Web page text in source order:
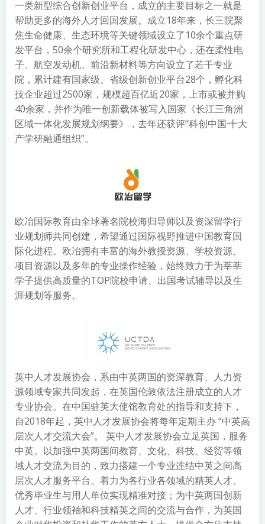
一类新型综合创新创业平台，成立的主要目标之一就是
帮助更多的海外人才回国发展。成立18年来，长三院聚
焦生命健康、生态环境等关键领域设立了10余个重点研
发平台，50余个研究所和工程化研发中心，还在柔性电
子、航空发动机、前沿新材料等方向设立了若干专业
院，累计建有国家级、省级创新创业平台28个，孵化科
技企业超过2500家，规模超百亿近20家，上市或被并购
40余家，并作为唯一创新载体被写入国家《长江三角洲
区域一体化发展规划纲要》，去年还获评“科创中国·十大
产学研融通组织”。
欧冶国际教育由全球著名院校海归导师以及资深留学行
业规划师共同创建，希望通过国际视野推进中国教育国
际化进程。欧冶拥有丰富的海外教授资源、学校资源、
项目资源以及多年的专业操作经验，始终致力于为莘莘
学子提供高质量的TOP院校申请、出国考试辅导以及生
涯规划等服务。
英中人才发展协会，系由中英两国的资深教育、人力资
源领域专家共同发起，在英国伦敦依法注册成立的人才
专业协会。在中国驻英大使馆教育处的指导和支持下，
自2018年起，英中人才发展协会将每年定期主办 “中英高
层次人才交流大会”。 英中人才发展协会立足英国，服务
中英。以加强中英两国间教育、文化、科技、经贸等领
域人才交流为目的，致力搭建一个专业连结中英之间高
层次人才服务平台。着力为各行业各领域的精英人才、
优秀毕业生与用人单位实现精准对接；为中英两国创新
人才、行业领袖和科技精英之间的交流与合作，为英国